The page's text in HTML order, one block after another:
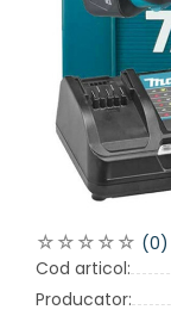
(0)
Cod articol:
Producator: